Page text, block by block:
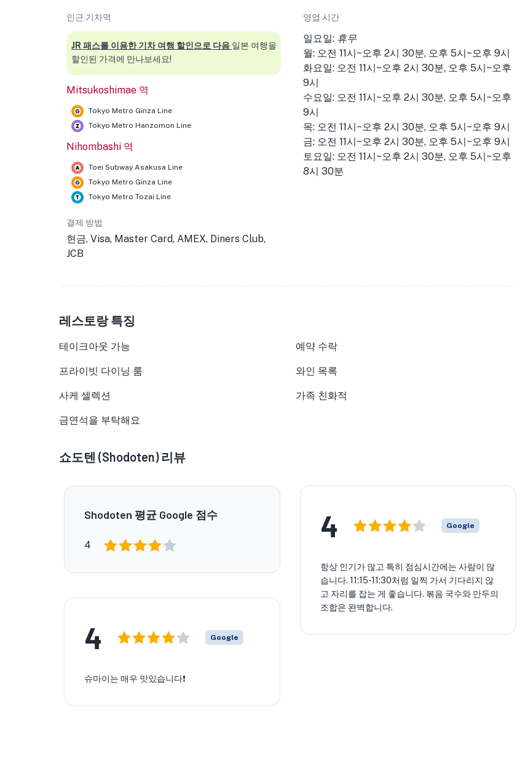
인근 기차역
JR 패스를 이용한 기차 여행 할인으로 다음 일본 여행을
할인된 가격에 만나보세요!
Mitsukoshimae 역
Tokyo Metro Ginza Line
Tokyo Metro Hanzomon Line
Nihombashi 역
Toei Subway Asakusa Line
Tokyo Metro Ginza Line
Tokyo Metro Tozai Line
영업 시간
일요일: 휴무
월: 오전 11시~오후 2시 30분, 오후 5시~오후 9시
화요일: 오전 11시~오후 2시 30분, 오후 5시~오후
9시
수요일: 오전 11시~오후 2시 30분, 오후 5시~오후
9시
목: 오전 11시~오후 2시 30분, 오후 5시~오후 9시
금: 오전 11시~오후 2시 30분, 오후 5시~오후 9시
토요일: 오전 11시~오후 2시 30분, 오후 5시~오후
8시 30분
결제 방법
현금, Visa, Master Card, AMEX, Diners Club,
JCB
레스토랑 특징
테이크아웃 가능 예약 수락
프라이빗 다이닝 룸 와인 목록
사케 셀렉션 가족 친화적
금연석을 부탁해요
쇼도텐 (Shodoten) 리뷰
Shodoten 평균 Google 점수
4
4 Google
항상 인기가 많고 특히 점심시간에는 사람이 많
습니다. 11:15-11:30처럼 일찍 가서 기다리지 않
고 자리를 잡는 게 좋습니다. 볶음 국수와 만두의
조합은 완벽합니다.
4 Google
슈마이는 매우 맛있습니다❗️